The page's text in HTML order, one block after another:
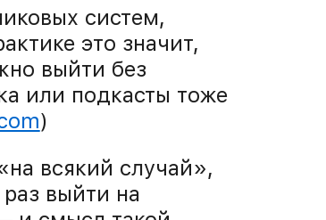
систем,
это значит,
выйти без
или подкасты тоже
)
всякий случай»,
выйти на